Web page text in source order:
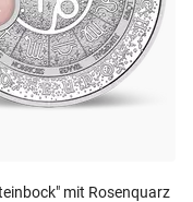
mit Rosenquarz